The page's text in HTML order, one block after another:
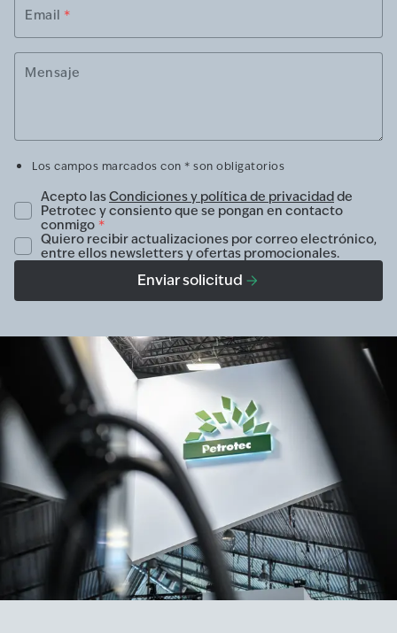
Email *
Mensaje
Los campos marcados con * son obligatorios
Acepto lasCondiciones y política de privacidadde
Petrotec y consiento que se pongan en contacto
conmigo *
Quiero recibir actualizaciones por correo electrónico,
entre ellos newsletters y ofertas promocionales.
Enviar solicitud